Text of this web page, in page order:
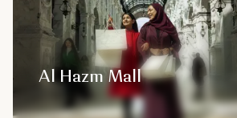
Al Hazm Mall